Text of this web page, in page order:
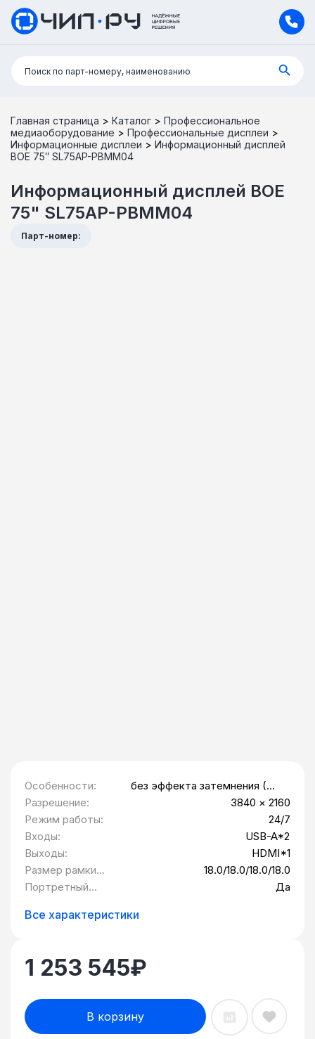
Поиск:
Поиск по парт-номеру, наименованию
Главная страница > Каталог > Профессиональное
медиаоборудование > Профессиональные дисплеи >
Информационные дисплеи > Информационный дисплей
BOE 75″ SL75AP-PBMM04
Информационный дисплей BOE
75" SL75AP-PBMM04
Парт-номер:
Особенности:
без эффекта затемнения (Tni
110℃), виден в
поляризованных
солнцезащитных очках (QWP
Front Pol.), высокая яркость,
Двухсторонний дисплей с
разрешением UHD
Разрешение:
3840 × 2160
Режим работы:
24/7
Входы:
USB-A*2
Выходы:
HDMI*1
Размер рамки
(T/B/L/R),мм:
18.0/18.0/18.0/18.0
Портретный
Да
Все характеристики
1 253 545₽
В корзину